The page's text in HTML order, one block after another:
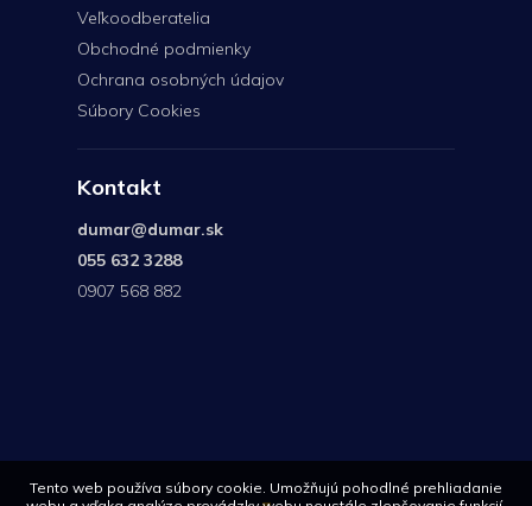
Tento web používa súbory cookie. Umožňujú pohodlné prehliadanie
Veľkoodberatelia
Obchodné podmienky
Ochrana osobných údajov
Súbory Cookies
Kontakt
dumar@dumar.sk
055 632 3288
0907 568 882
568